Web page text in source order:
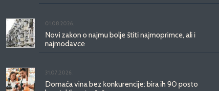
01.08.2026.
Novi zakon o najmu bolje štiti najmoprimce, ali i
najmodavce
31.07.2026.
Domaća vina bez konkurencije: bira ih 90 posto